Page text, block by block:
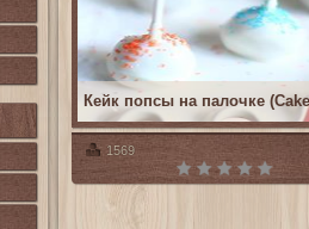
1569
Кейк попсы на палочке (Cake